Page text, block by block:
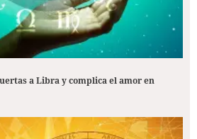
a Libra y complica el amor en